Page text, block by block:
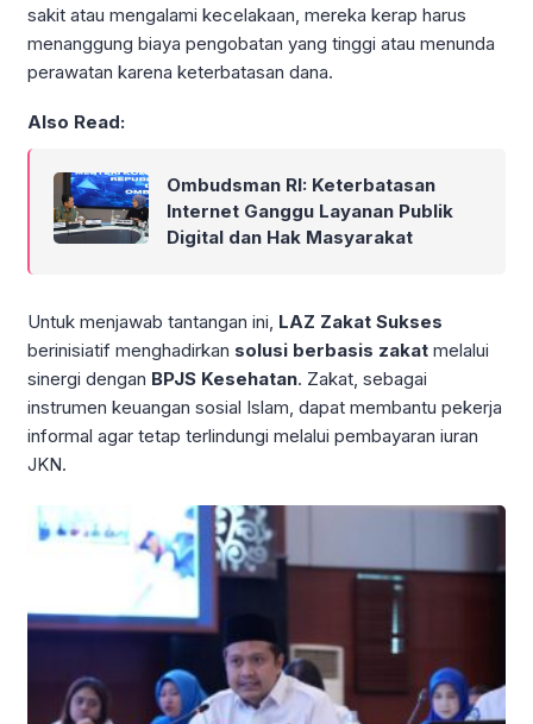
sakit atau mengalami kecelakaan, mereka kerap harus
menanggung biaya pengobatan yang tinggi atau menunda
perawatan karena keterbatasan dana.
Also Read:
Ombudsman RI: Keterbatasan
Internet Ganggu Layanan Publik
Digital dan Hak Masyarakat
Untuk menjawab tantangan ini, LAZ Zakat Sukses
berinisiatif menghadirkan solusi berbasis zakat melalui
sinergi dengan BPJS Kesehatan. Zakat, sebagai
instrumen keuangan sosial Islam, dapat membantu pekerja
informal agar tetap terlindungi melalui pembayaran iuran
JKN.